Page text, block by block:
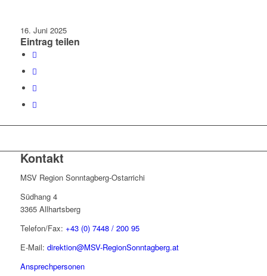
16. Juni 2025
Eintrag teilen
Kontakt
MSV Region Sonntagberg-Ostarrichi
Südhang 4
3365 Allhartsberg
Telefon/Fax: +43 (0) 7448 / 200 95
E-Mail: direktion@MSV-RegionSonntagberg.at
Ansprechpersonen